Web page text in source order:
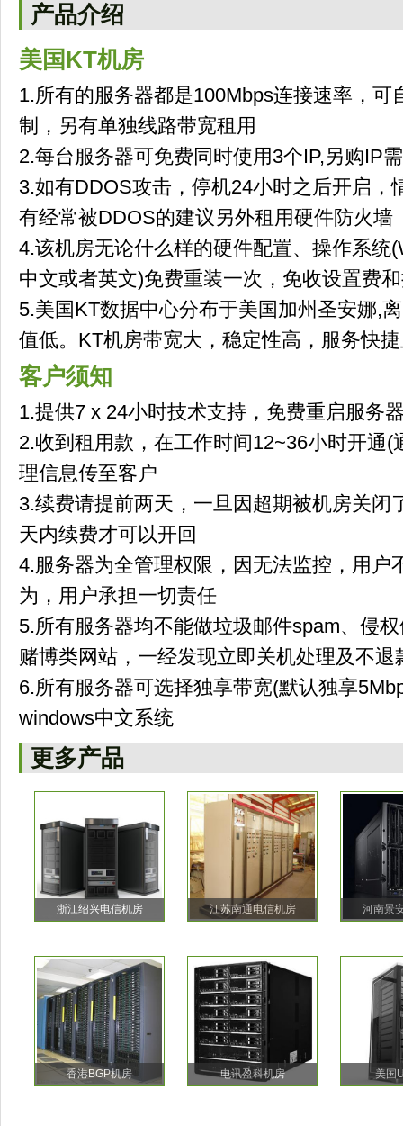
产品介绍
美国KT机房
1.所有的服务器都是100Mbps连接速率，
制，另有单独线路带宽租用
2.每台服务器可免费同时使用3个IP,另购IP
3.如有DDOS攻击，停机24小时之后开启，
有经常被DDOS的建议另外租用硬件防火墙
4.该机房无论什么样的硬件配置、操作系统
中文或者英文)免费重装一次，免收设置费
5.美国KT数据中心分布于美国加州圣安娜,
值低。KT机房带宽大，稳定性高，服务快
客户须知
1.提供7 x 24小时技术支持，免费重启服务
2.收到租用款，在工作时间12~36小时开通
理信息传至客户
3.续费请提前两天，一旦因超期被机房关闭
天内续费才可以开回
4.服务器为全管理权限，因无法监控，用户
为，用户承担一切责任
5.所有服务器均不能做垃圾邮件spam、侵
赌博类网站，一经发现立即关机处理及不退
6.所有服务器可选择独享带宽(默认独享
windows中文系统
更多产品
浙江绍兴电信机房 江苏南通电信机房 河南景
香港BGP机房 电讯盈科机房 美国